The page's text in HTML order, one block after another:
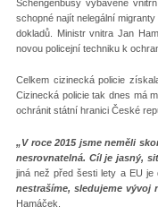
Schengenbusy vybavené
schopné najít nelegální
dokladů. Ministr vnitra Jan
novou policejní techniku k
Celkem cizinecká policie
Cizinecká policie tak dnes má
ochránit státní hranici České
„V roce 2015 jsme neměli
nesrovnatelná. Cíl je jasný,
jiná než před šesti lety a EU
nestrašíme, sledujeme vývoj
Hamáček.